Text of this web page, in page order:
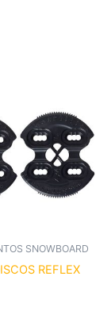
SNOWBOARD
REFLEX